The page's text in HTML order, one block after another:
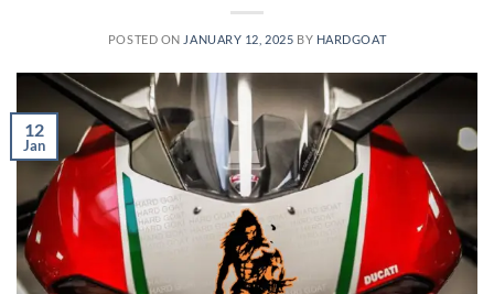
POSTED ON JANUARY 12, 2025 BY HARDGOAT
12
Jan